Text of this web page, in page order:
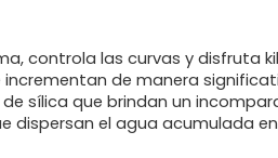
controla las curvas y disfruta
incrementan de manera
sílica que brindan un
dispersan el agua acumulada